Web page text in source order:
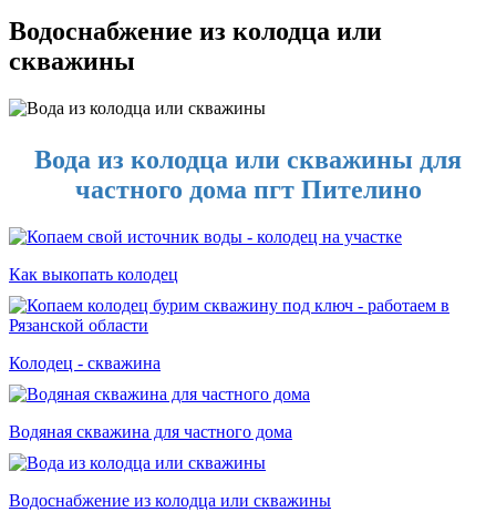
Водоснабжение из колодца или
скважины
Вода из колодца или скважины для
частного дома пгт Пителино
Как выкопать колодец
Колодец - скважина
Водяная скважина для частного дома
Водоснабжение из колодца или скважины